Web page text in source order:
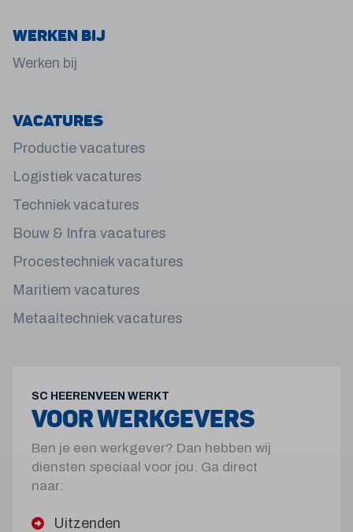
Werken bij
Werken bij
Vacatures
Productie vacatures
Logistiek vacatures
Techniek vacatures
Bouw & Infra vacatures
Procestechniek vacatures
Maritiem vacatures
Metaaltechniek vacatures
SC HEERENVEEN WERKT
VOOR WERKGEVERS
Ben je een werkgever? Dan hebben wij
diensten speciaal voor jou. Ga direct
naar:
Uitzenden